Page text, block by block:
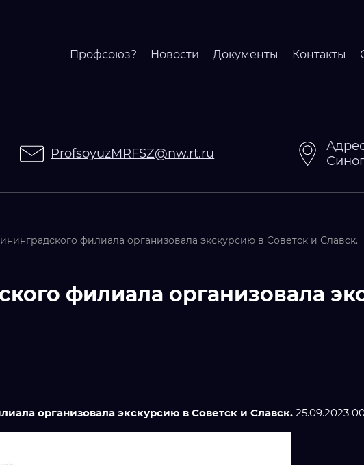
Профсоюз? Новости Документы Контакты
ProfsoyuzMRFSZ@nw.rt.ru
филиала организовала экскурсию в Советск и Славск.
филиала организовала
организовала экскурсию в Советск и Славск.25.09.2023